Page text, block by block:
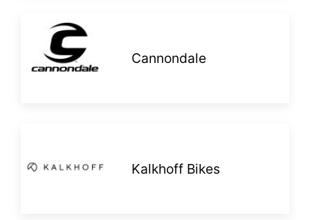
Cannondale
Kalkhoff Bikes